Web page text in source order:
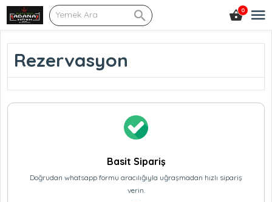
0
Rezervasyon
Basit Sipariş
Doğrudan whatsapp formu aracılığıyla uğraşmadan hızlı sipariş
verin.